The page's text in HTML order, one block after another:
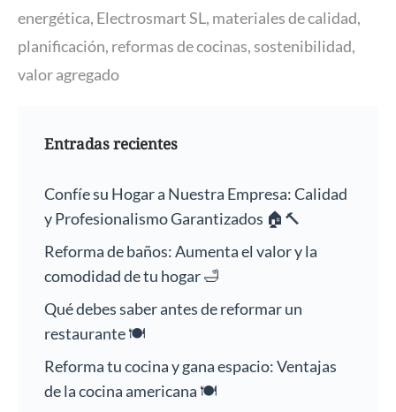
energética, Electrosmart SL, materiales de calidad,
planificación, reformas de cocinas, sostenibilidad,
valor agregado
Entradas recientes
Confíe su Hogar a Nuestra Empresa: Calidad
y Profesionalismo Garantizados 🏠🔨
Reforma de baños: Aumenta el valor y la
comodidad de tu hogar 🛁
Qué debes saber antes de reformar un
restaurante 🍽️
Reforma tu cocina y gana espacio: Ventajas
de la cocina americana 🍽️